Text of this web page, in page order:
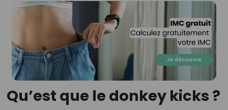
Qu’est que le donkey kicks ?